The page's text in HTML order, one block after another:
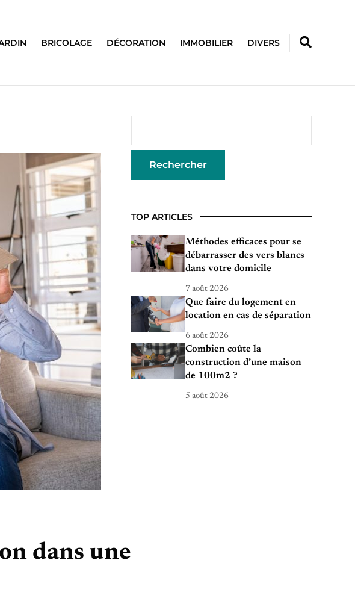
BRICOLAGE DÉCORATION IMMOBILIER DIVERS
dans une
TOP ARTICLES
Méthodes efficaces pour se
débarrasser des vers blancs
dans votre domicile
7 août 2026
Que faire du logement en
location en cas de séparation
6 août 2026
Combien coûte la
construction d’une maison
de 100m2 ?
5 août 2026